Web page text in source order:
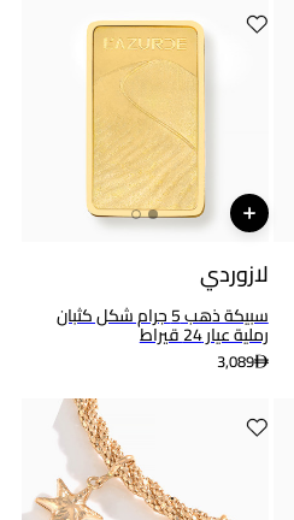
لازوردي
سبيكة ذهب 5 جرام شكل كثبان
رملية عيار 24 قيراط
3,089